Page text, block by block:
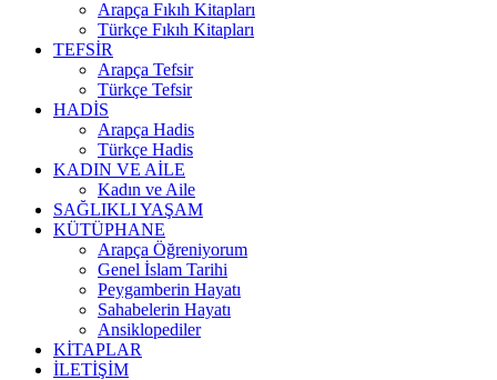
Arapça Fıkıh Kitapları
Türkçe Fıkıh Kitapları
TEFSİR
Arapça Tefsir
Türkçe Tefsir
HADİS
Arapça Hadis
Türkçe Hadis
KADIN VE AİLE
Kadın ve Aile
SAĞLIKLI YAŞAM
KÜTÜPHANE
Arapça Öğreniyorum
Genel İslam Tarihi
Peygamberin Hayatı
Sahabelerin Hayatı
Ansiklopediler
KİTAPLAR
İLETİŞİM